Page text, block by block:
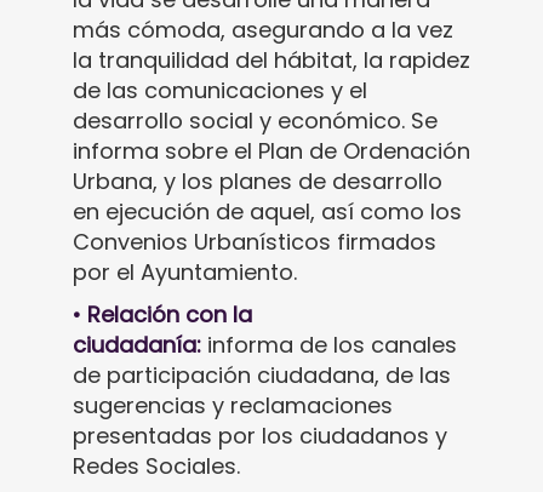
más cómoda, asegurando a la vez
la tranquilidad del hábitat, la rapidez
de las comunicaciones y el
desarrollo social y económico. Se
informa sobre el Plan de Ordenación
Urbana, y los planes de desarrollo
en ejecución de aquel, así como los
Convenios Urbanísticos firmados
por el Ayuntamiento.
• Relación con la
ciudadanía: informa de los canales
de participación ciudadana, de las
sugerencias y reclamaciones
presentadas por los ciudadanos y
Redes Sociales.